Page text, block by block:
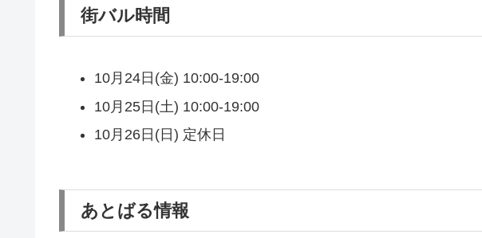
街バル時間
10月24日(金) 10:00-19:00
10月25日(土) 10:00-19:00
10月26日(日) 定休日
あとばる情報